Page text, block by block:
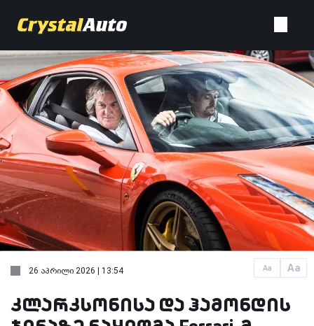
Aa Aa
26 აპრილი 2026 | 13:54
კლარკსონისა და ჰამონდის